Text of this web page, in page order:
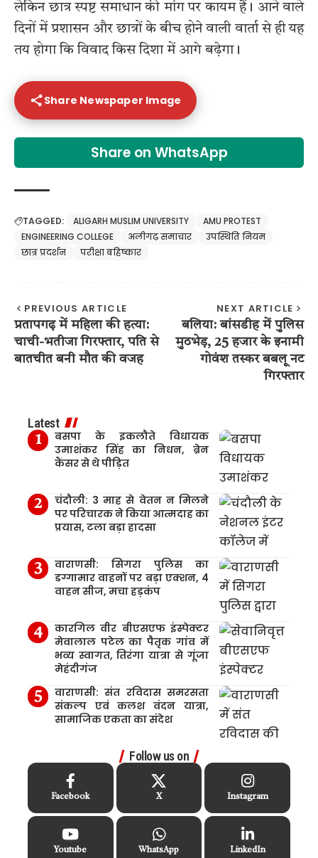
लेकिन छात्र स्पष्ट समाधान की मांग पर कायम हैं। आने वाले
दिनों में प्रशासन और छात्रों के बीच होने वाली वार्ता से ही यह
तय होगा कि विवाद किस दिशा में आगे बढ़ेगा।
Share Newspaper Image
Share on WhatsApp
TAGGED: ALIGARH MUSLIM UNIVERSITY
AMU PROTEST
ENGINEERING COLLEGE
अलीगढ़ समाचार
उपस्थिति नियम
छात्र प्रदर्शन
परीक्षा बहिष्कार
PREVIOUS ARTICLE
प्रतापगढ़ में महिला की हत्या:
चाची-भतीजा गिरफ्तार, पति से
बातचीत बनी मौत की वजह
NEXT ARTICLE
बलिया: बांसडीह में पुलिस
मुठभेड़, 25 हजार के इनामी
गोवंश तस्कर बबलू नट
गिरफ्तार
Latest
बसपा के इकलौते विधायक
उमाशंकर सिंह का निधन, ब्रेन
कैंसर से थे पीड़ित
चंदौली: 3 माह से वेतन न मिलने
पर परिचारक ने किया आत्मदाह का
प्रयास, टला बड़ा हादसा
वाराणसी: सिगरा पुलिस का
डग्गामार वाहनों पर बड़ा एक्शन, 4
वाहन सीज, मचा हड़कंप
कारगिल वीर बीएसएफ इंस्पेक्टर
मेवालाल पटेल का पैतृक गांव में
भव्य स्वागत, तिरंगा यात्रा से गूंजा
मेहंदीगंज
वाराणसी: संत रविदास समरसता
संकल्प एवं कलश वंदन यात्रा,
सामाजिक एकता का संदेश
Follow us on
Facebook X Instagram
Youtube WhatsApp LinkedIn